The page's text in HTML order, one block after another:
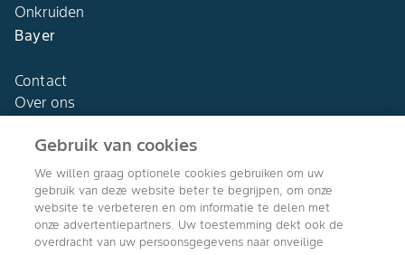
Onkruiden
Bayer
Contact
Over ons
Agro Bayer
Nederland
Gebruik van cookies
We willen graag optionele cookies gebruiken om uw
gebruik van deze website beter te begrijpen, om onze
website te verbeteren en om informatie te delen met
onze advertentiepartners. Uw toestemming dekt ook de
overdracht van uw persoonsgegevens naar onveilige